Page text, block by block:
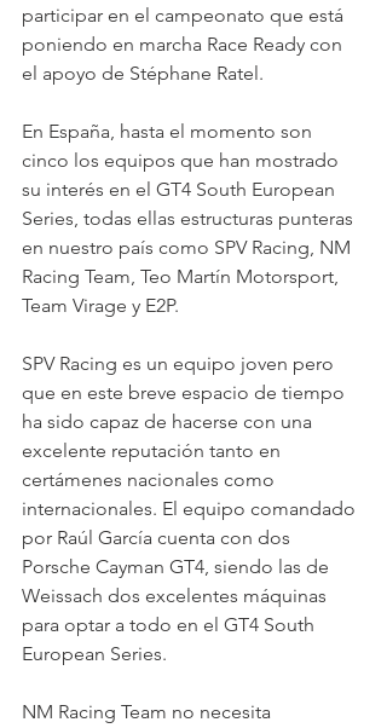
participar en el campeonato que está
poniendo en marcha Race Ready con
el apoyo de Stéphane Ratel.
En España, hasta el momento son
cinco los equipos que han mostrado
su interés en el GT4 South European
Series, todas ellas estructuras punteras
en nuestro país como SPV Racing, NM
Racing Team, Teo Martín Motorsport,
Team Virage y E2P.
SPV Racing es un equipo joven pero
que en este breve espacio de tiempo
ha sido capaz de hacerse con una
excelente reputación tanto en
certámenes nacionales como
internacionales. El equipo comandado
por Raúl García cuenta con dos
Porsche Cayman GT4, siendo las de
Weissach dos excelentes máquinas
para optar a todo en el GT4 South
European Series.
NM Racing Team no necesita